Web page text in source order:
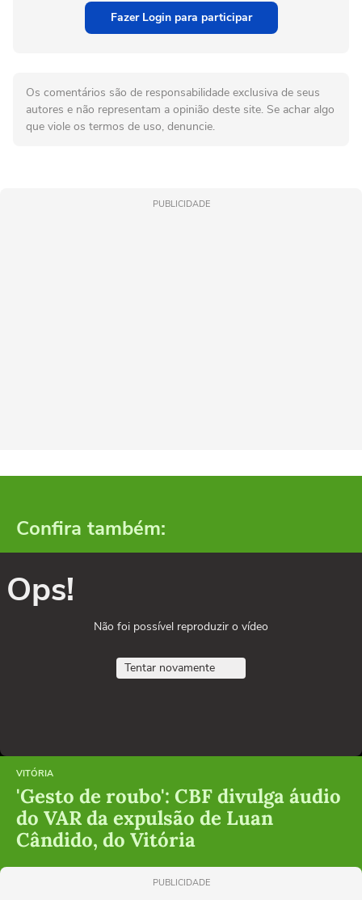
Fazer Login para participar
Os comentários são de responsabilidade exclusiva de seus
autores e não representam a opinião deste site. Se achar algo
que viole os termos de uso, denuncie.
PUBLICIDADE
Confira também:
Ops!
Não foi possível reproduzir o vídeo
Tentar novamente
VITÓRIA
'Gesto de roubo': CBF divulga áudio
do VAR da expulsão de Luan
Cândido, do Vitória
PUBLICIDADE